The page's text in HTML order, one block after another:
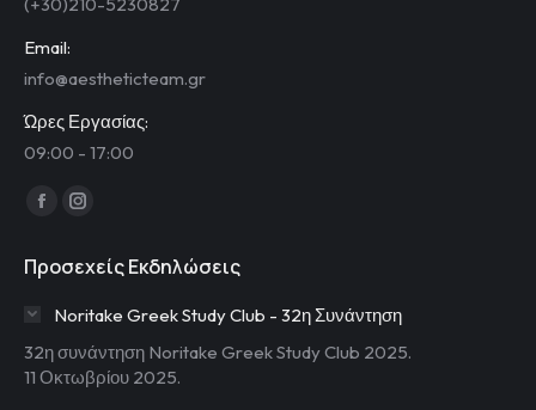
Email:
info@aestheticteam.gr
Ώρες Εργασίας:
09:00 - 17:00
Find us on:
Facebook
opens
window
Instagram
opens
in
window
Προσεχείς Εκδηλώσεις
Noritake Greek Study Club - 32η Συνάντηση
32η συνάντηση Noritake Greek Study Club 2025.
11 Οκτωβρίου 2025.